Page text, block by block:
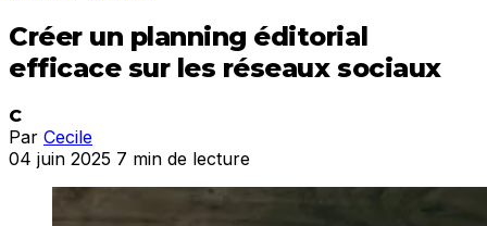
Créer un planning éditorial
efficace sur les réseaux sociaux
C
Par Cecile
04 juin 2025 7 min de lecture